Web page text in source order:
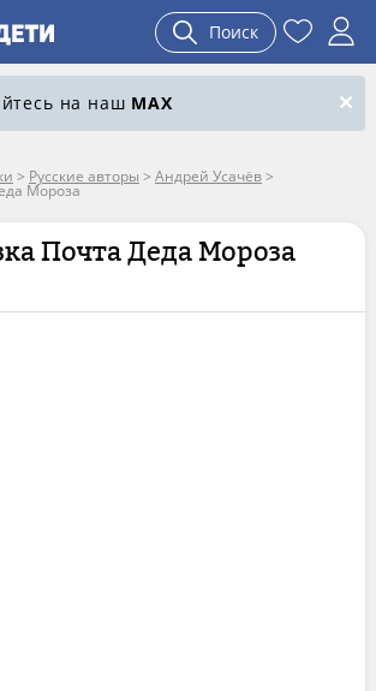
Поиск
на наш MAX
> Русские авторы > Андрей Усачёв>
Мороза
Почта Деда Мороза